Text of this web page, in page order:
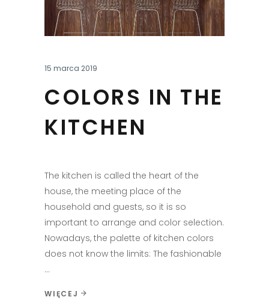
15 marca 2019
COLORS IN THE
KITCHEN
The kitchen is called the heart of the
house, the meeting place of the
household and guests, so it is so
important to arrange and color selection.
Nowadays, the palette of kitchen colors
does not know the limits: The fashionable
WIĘCEJ